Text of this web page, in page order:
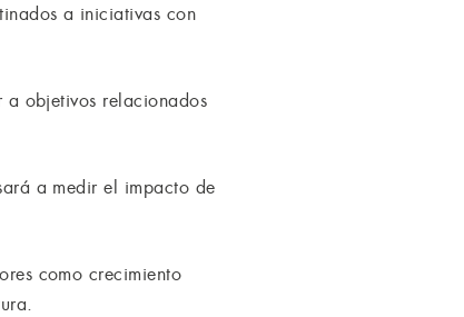
a iniciativas con
objetivos relacionados
a medir el impacto de
como crecimiento